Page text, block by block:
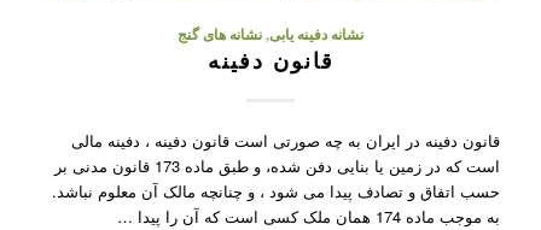
نشانه دفینه یابی,نشانه های گنج
قانون دفینه
قانون دفینه در ایران به چه صورتی است قانون دفینه ، دفینه مالی
است که در زمین یا بنایی دفن شده، و طبق ماده 173 قانون مدنی بر
حسب اتفاق و تصادف پیدا می شود ، و چنانچه مالک آن معلوم نباشد.
به موجب ماده 174 همان ملک کسی است که آن را پیدا …